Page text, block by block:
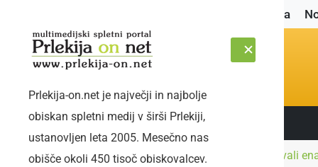
Naslovnica
ČETRTEK, 6. AVGUST 2026 Sledite nam:
Prlekija-on.net je največji in najbolje
obiskan spletni medij v širši Prlekiji,
ustanovljen leta 2005. Mesečno nas
obišče okoli 450 tisoč obiskovalcev.
Naslovnica Črna kronikaV torek obravnavali